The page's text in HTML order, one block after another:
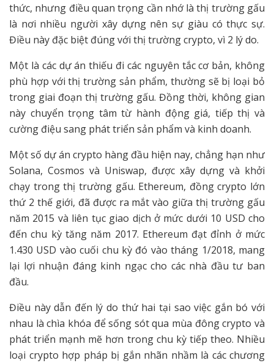
thức, nhưng điều quan trọng cần nhớ là thị trường gấu
là nơi nhiều người xây dựng nên sự giàu có thực sự.
Điều này đặc biệt đúng với thị trường crypto, vì 2 lý do.
Một là các dự án thiếu đi các nguyên tắc cơ bản, không
phù hợp với thị trường sản phẩm, thường sẽ bị loại bỏ
trong giai đoạn thị trường gấu. Đồng thời, không gian
này chuyển trọng tâm từ hành động giá, tiếp thị và
cường điệu sang phát triển sản phẩm và kinh doanh.
Một số dự án crypto hàng đầu hiện nay, chẳng hạn như
Solana, Cosmos và Uniswap, được xây dựng và khởi
chạy trong thị trường gấu. Ethereum, đồng crypto lớn
thứ 2 thế giới, đã được ra mắt vào giữa thị trường gấu
năm 2015 và liên tục giao dịch ở mức dưới 10 USD cho
đến chu kỳ tăng năm 2017. Ethereum đạt đỉnh ở mức
1.430 USD vào cuối chu kỳ đó vào tháng 1/2018, mang
lại lợi nhuận đáng kinh ngạc cho các nhà đầu tư ban
đầu.
Điều này dẫn đến lý do thứ hai tại sao việc gắn bó với
nhau là chìa khóa để sống sót qua mùa đông crypto và
phát triển mạnh mẽ hơn trong chu kỳ tiếp theo. Nhiều
loại crypto hợp pháp bị gắn nhãn nhầm là các chương